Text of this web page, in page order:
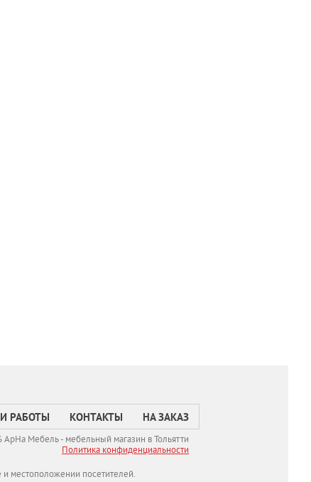
РАБОТЫ КОНТАКТЫ НА ЗАКАЗ
Мебель - мебельный магазин в Тольятти
Политикa конфиденциальности
местоположении посетителей.